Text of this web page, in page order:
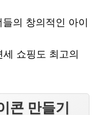
의 창의적인 아이
쇼핑도 최고의
콘 만들기